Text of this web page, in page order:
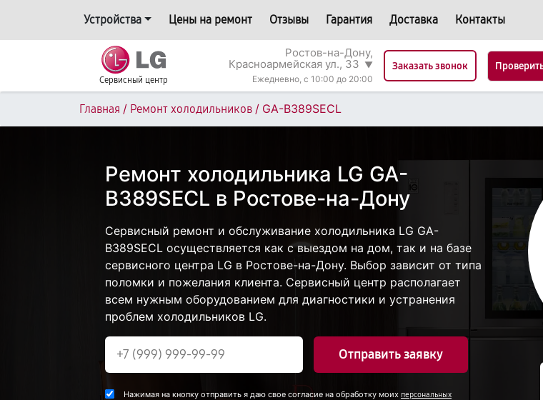
Устройства Цены на ремонт Отзывы Гарантия Доставка Контакты
Сервисный центр
Ростов-на-Дону,
Красноармейская ул., 33 ▼
Ежедневно, с 10:00 до 20:00
Заказать звонок
Главная / Ремонт холодильников / GA-B389SECL
Ремонт холодильника LG GA-
B389SECL в Ростове-на-Дону
Сервисный ремонт и обслуживание холодильника LG GA-
B389SECL осуществляется как с выездом на дом, так и на базе
сервисного центра LG в Ростове-на-Дону. Выбор зависит от типа
поломки и пожелания клиента. Сервисный центр располагает
всем нужным оборудованием для диагностики и устранения
проблем холодильников LG.
Отправить заявку
Нажимая на кнопку отправить я даю свое согласие на обработку моих персональных